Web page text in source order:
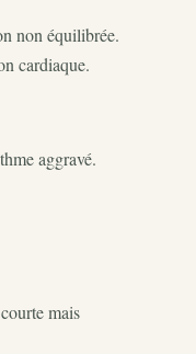
non équilibrée.
cardiaque.
aggravé.
mais